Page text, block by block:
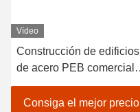
Vídeo
Construcción de edificios
de acero PEB comercial
Construcción ecológica
Consiga el mejor precio